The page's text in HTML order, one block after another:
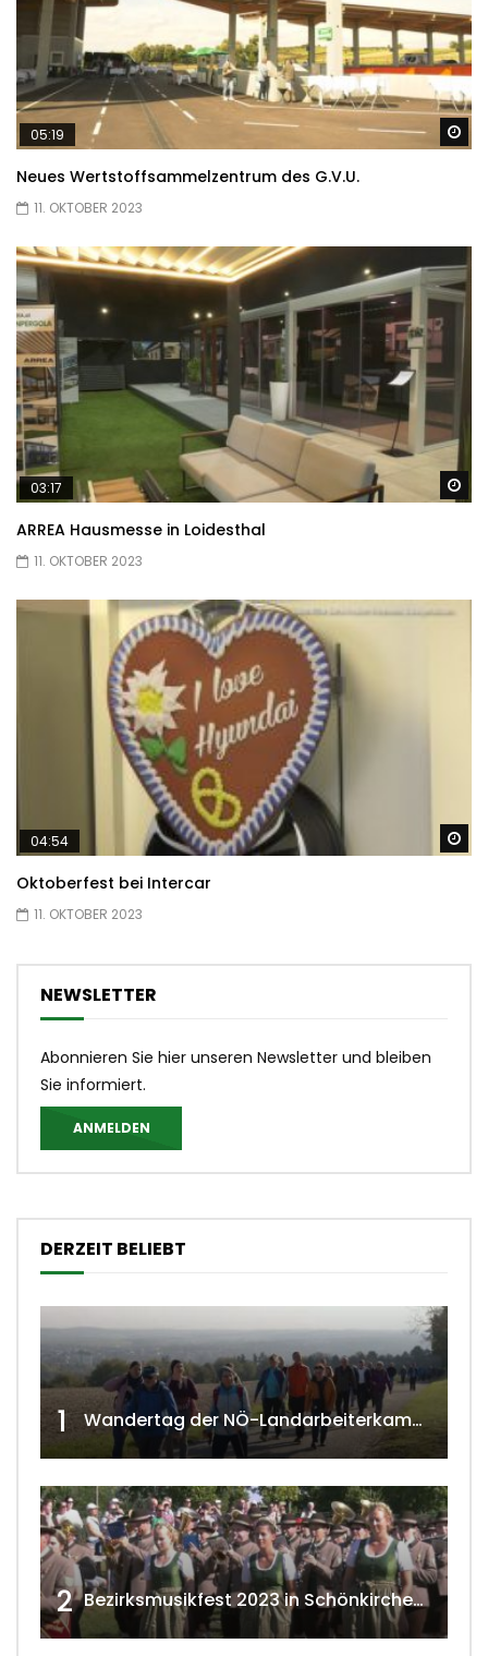
05:19
Neues Wertstoffsammelzentrum des G.V.U.
11. OKTOBER 2023
03:17
ARREA Hausmesse in Loidesthal
11. OKTOBER 2023
04:54
Oktoberfest bei Intercar
11. OKTOBER 2023
NEWSLETTER
Abonnieren Sie hier unseren Newsletter und bleiben
Sie informiert.
ANMELDEN
DERZEIT BELIEBT
1 Wandertag der NÖ-Landarbeiterkammer in Hollabrunn 2024
2 Bezirksmusikfest 2023 in Schönkirchen-Reyersdorf